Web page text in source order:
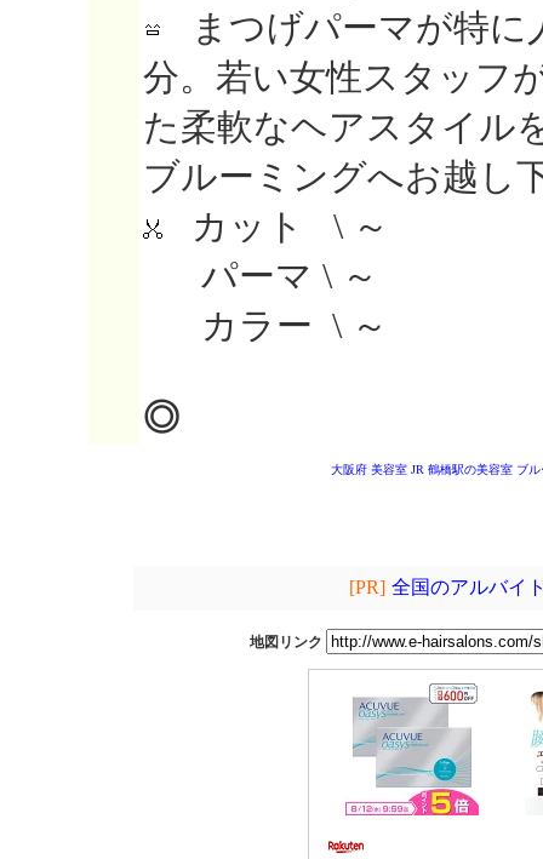
まつげパーマが特に
分。若い女性スタッフ
た柔軟なヘアスタイル
ブルーミングへお越し
カット \ ～
パーマ \ ～
カラー \ ～
◎
大阪府 美容室 JR 鶴橋駅の美容室 ブ
[PR] 全国のアルバイ
地図リンク